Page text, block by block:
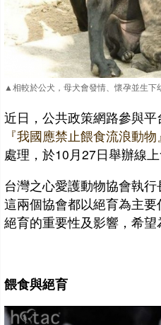
▲相較於公犬，母犬會發情、懷孕並生
近日，公共政策網路參與
『我國應禁止餵食流浪動
處理，於10月27日舉辦線
台灣之心愛護動物協會執
這兩個協會都以絕育為主
絕育的重要性及影響，希
餵食與絕育